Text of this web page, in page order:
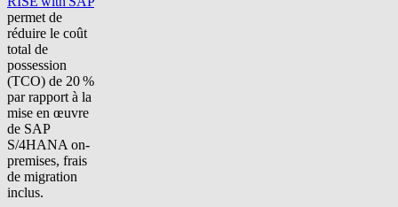
permet de
réduire le coût
total de
possession
(TCO) de 20 %
par rapport à la
mise en œuvre
de SAP
S/4HANA on-
premises, frais
de migration
inclus.